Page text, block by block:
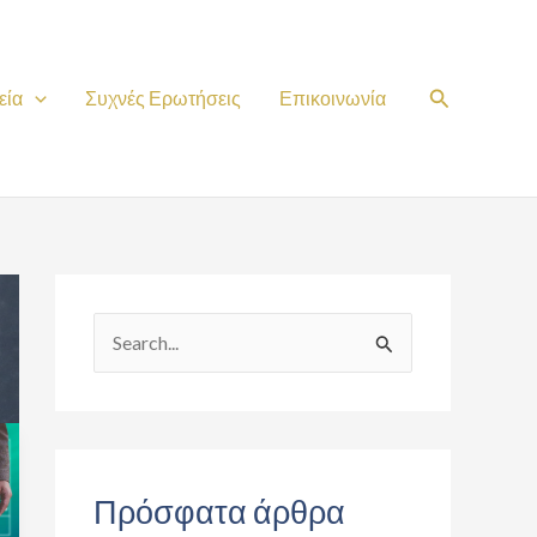
Συχνές Ερωτήσεις Επικοινωνία Search
c
Πρόσφατα άρθρα